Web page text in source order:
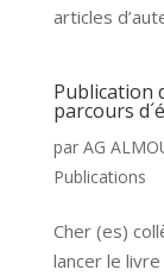
articles
Publication
parcours
par AG
Publications
Cher (es)
lancer le